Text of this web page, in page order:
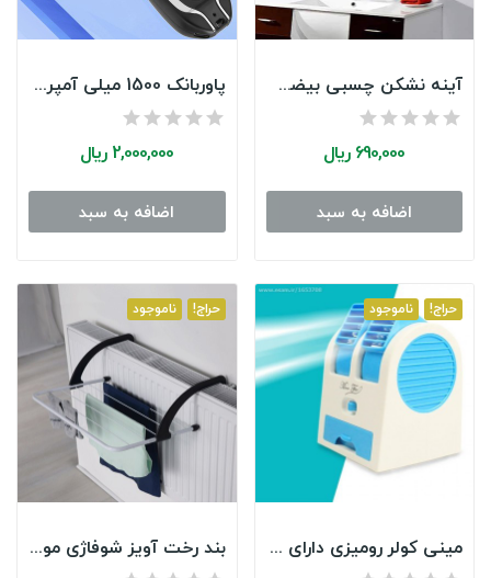
نگهدارنده چسبی دوش حمام و شلنگ توالت
800000
(-20%)
640,000 ریال
Limited Offer
آینه نشکن چسبی بیضی ابعاد 30*20
690,000 ریال
اضافه به سبد
پاوربانک 1500 میلی آمپر مدل جاسویچی
2,000,000 ریال
اضافه به سبد
حراج! ناموجود
مینی کولر رومیزی دارای ژل خنک کننده
حراج! ناموجود
بند رخت آویز شوفاژی مواد نو و مستحکم